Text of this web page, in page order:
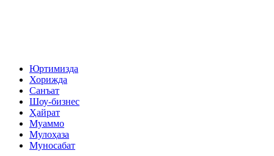
Юртимизда
Хорижда
Санъат
Шоу-бизнес
Ҳайрат
Муаммо
Мулоҳаза
Муносабат